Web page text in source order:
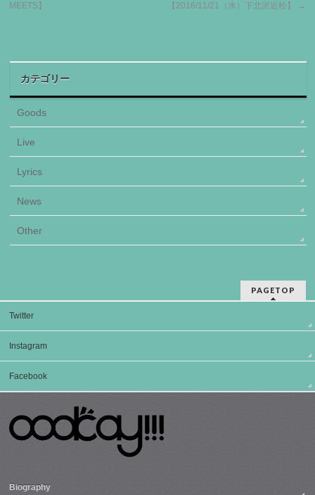
MEETS】
【2018/11/21（水）下北沢近松】
→
カテゴリー
Goods
Live
Lyrics
News
Other
PAGETOP
Twitter
Instagram
Facebook
Biography